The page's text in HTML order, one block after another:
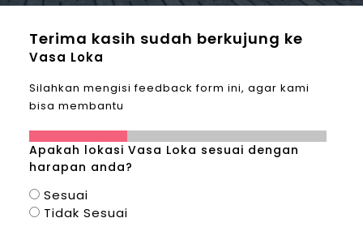
Terima kasih sudah berkujung ke
Vasa Loka
Silahkan mengisi feedback form ini, agar kami
bisa membantu
Apakah lokasi Vasa Loka sesuai dengan
harapan anda?
Sesuai
Tidak Sesuai